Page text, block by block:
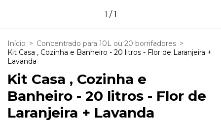
1 /1
Início > Concentrado para 10L ou 20 borrifadores >
Kit Casa , Cozinha e Banheiro - 20 litros - Flor de Laranjeira +
Lavanda
Kit Casa , Cozinha e
Banheiro - 20 litros - Flor de
Laranjeira + Lavanda